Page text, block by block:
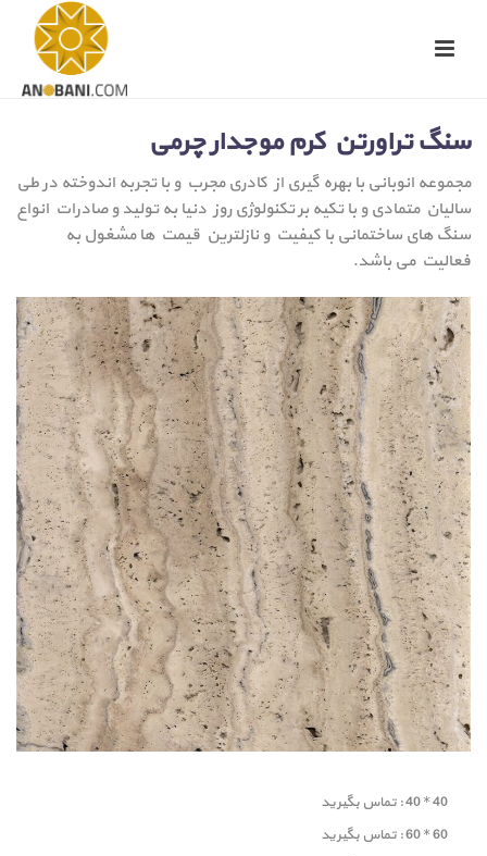
سنگ تراورتن کرم موجدار چرمی
مجموعه انوبانی با بهره گیری از کادری مجرب و با تجربه اندوخته در طی
سالیان متمادی و با تکیه بر تکنولوژی روز دنیا به تولید و صادرات انواع
سنگ های ساختمانی با کیفیت و نازلترین قیمت ها مشغول به
فعالیت می باشد.
40 * 40 : تماس بگیرید
60 * 60 : تماس بگیرید